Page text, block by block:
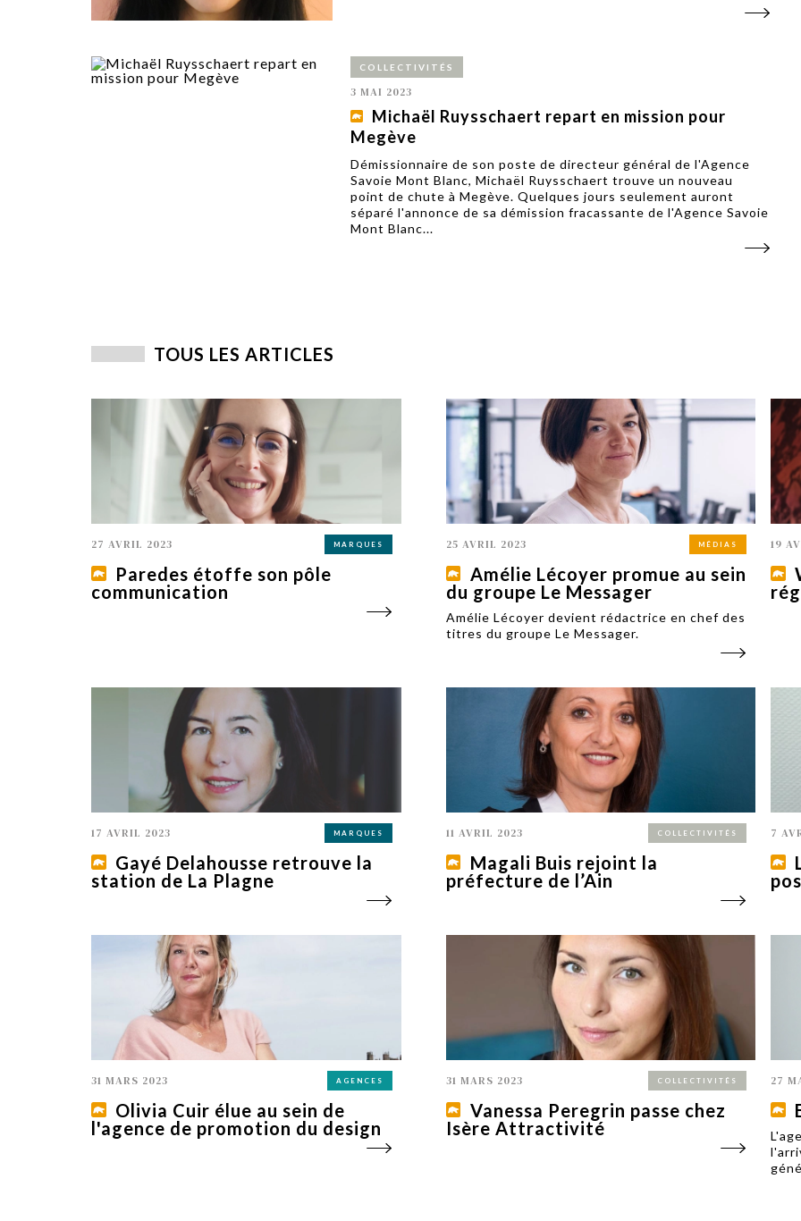
COLLECTIVITÉS
3 MAI 2023
Michaël Ruysschaert repart en mission pour
Megève
Démissionnaire de son poste de directeur général de l'Agence
Savoie Mont Blanc, Michaël Ruysschaert trouve un nouveau
point de chute à Megève. Quelques jours seulement auront
séparé l'annonce de sa démission fracassante de l'Agence Savoie
Mont Blanc...
TOUS LES ARTICLES
27 AVRIL 2023 MARQUES
Paredes étoffe son pôle
communication
25 AVRIL 2023 MÉDIAS
Amélie Lécoyer promue au sein
du groupe Le Messager
Amélie Lécoyer devient rédactrice en chef des
titres du groupe Le Messager.
19
17 AVRIL 2023 MARQUES
Gayé Delahousse retrouve la
station de La Plagne
11 AVRIL 2023 COLLECTIVITÉS
Magali Buis rejoint la
préfecture de l’Ain
7
31 MARS 2023 AGENCES
Olivia Cuir élue au sein de
l'agence de promotion du design
31 MARS 2023 COLLECTIVITÉS
Vanessa Peregrin passe chez
Isère Attractivité
27